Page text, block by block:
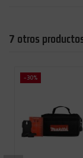
7 otros
-30%